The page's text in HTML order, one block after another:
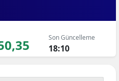
Son Güncelleme
18:10